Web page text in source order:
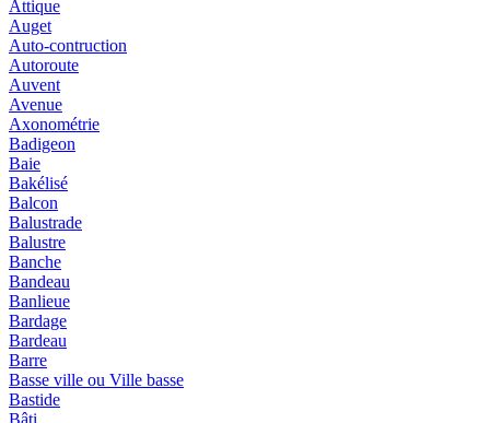
Attique
Auget
Auto-contruction
Autoroute
Auvent
Avenue
Axonométrie
Badigeon
Baie
Bakélisé
Balcon
Balustrade
Balustre
Banche
Bandeau
Banlieue
Bardage
Bardeau
Barre
Basse ville ou Ville basse
Bastide